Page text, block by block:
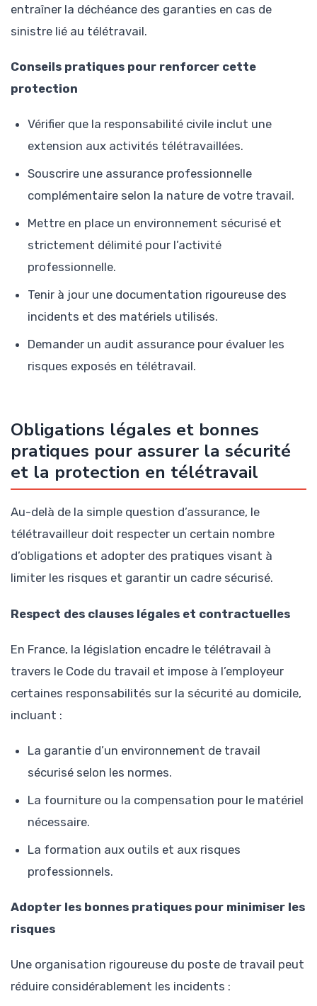
entraîner la déchéance des garanties en cas de
sinistre lié au télétravail.
Conseils pratiques pour renforcer cette
protection
Vérifier que la responsabilité civile inclut une
extension aux activités télétravaillées.
Souscrire une assurance professionnelle
complémentaire selon la nature de votre travail.
Mettre en place un environnement sécurisé et
strictement délimité pour l’activité
professionnelle.
Tenir à jour une documentation rigoureuse des
incidents et des matériels utilisés.
Demander un audit assurance pour évaluer les
risques exposés en télétravail.
Obligations légales et bonnes
pratiques pour assurer la sécurité
et la protection en télétravail
Au-delà de la simple question d’assurance, le
télétravailleur doit respecter un certain nombre
d’obligations et adopter des pratiques visant à
limiter les risques et garantir un cadre sécurisé.
Respect des clauses légales et contractuelles
En France, la législation encadre le télétravail à
travers le Code du travail et impose à l’employeur
certaines responsabilités sur la sécurité au domicile,
incluant :
La garantie d’un environnement de travail
sécurisé selon les normes.
La fourniture ou la compensation pour le matériel
nécessaire.
La formation aux outils et aux risques
professionnels.
Adopter les bonnes pratiques pour minimiser les
risques
Une organisation rigoureuse du poste de travail peut
réduire considérablement les incidents :